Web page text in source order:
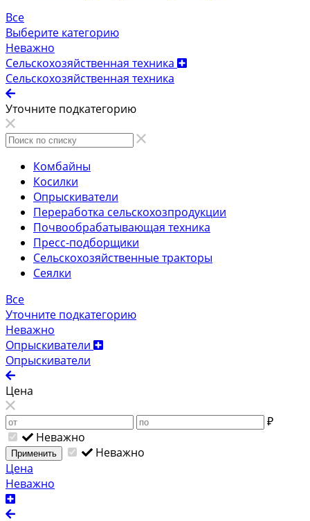
Все
Выберите категорию
Неважно
Сельскохозяйственная техника
Сельскохозяйственная техника
Уточните подкатегорию
Комбайны
Косилки
Опрыскиватели
Переработка сельскохозпродукции
Почвообрабатывающая техника
Пресс-подборщики
Сельскохозяйственные тракторы
Сеялки
Все
Уточните подкатегорию
Неважно
Опрыскиватели
Опрыскиватели
Цена
₽
Неважно
Применить
Неважно
Цена
Неважно